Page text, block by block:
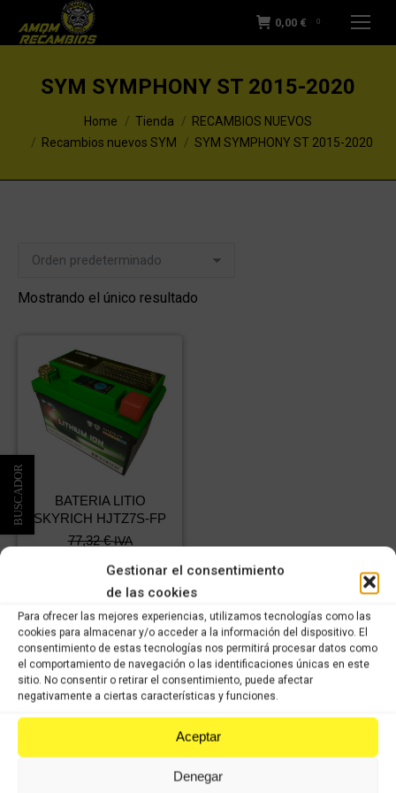
Gestionar el consentimiento
de las cookies
Para ofrecer las mejores experiencias, utilizamos tecnologías como las
cookies para almacenar y/o acceder a la información del dispositivo. El
consentimiento de estas tecnologías nos permitirá procesar datos como
el comportamiento de navegación o las identificaciones únicas en este
sitio. No consentir o retirar el consentimiento, puede afectar
negativamente a ciertas características y funciones.
Aceptar
Denegar
0,00 € 0
SYM SYMPHONY ST 2015-2020
You are here:Home Tienda
RECAMBIOS NUEVOS
Recambios nuevos SYM
SYM SYMPHONY ST 2015-2020
Mostrando el único resultado
BATERIA LITIO
SKYRICH HJTZ7S-FP
77,32€ IVA
incluido
Comprar
VISÍTANOS